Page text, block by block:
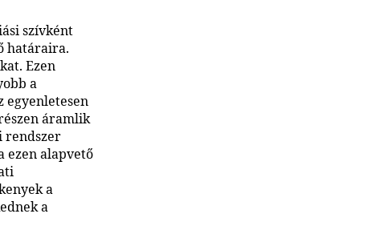
szívként
határaira.
Ezen
a
egyenletesen
áramlik
rendszer
ezen alapvető
a
a